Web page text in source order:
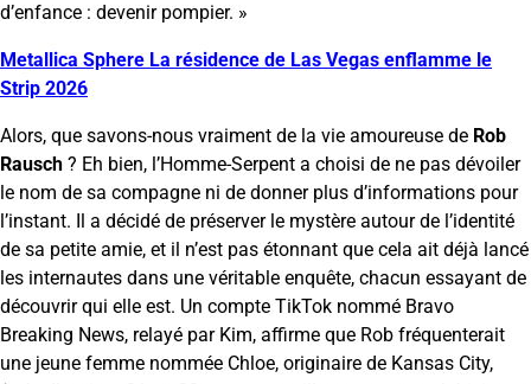
d’enfance : devenir pompier. »
Metallica Sphere La résidence de Las Vegas enflamme le
Strip 2026
Alors, que savons-nous vraiment de la vie amoureuse de Rob
Rausch ? Eh bien, l’Homme-Serpent a choisi de ne pas dévoiler
le nom de sa compagne ni de donner plus d’informations pour
l’instant. Il a décidé de préserver le mystère autour de l’identité
de sa petite amie, et il n’est pas étonnant que cela ait déjà lancé
les internautes dans une véritable enquête, chacun essayant de
découvrir qui elle est. Un compte TikTok nommé Bravo
Breaking News, relayé par Kim, affirme que Rob fréquenterait
une jeune femme nommée Chloe, originaire de Kansas City,